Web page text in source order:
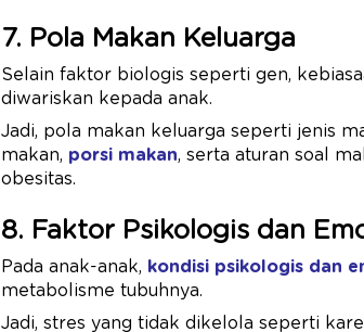
7. Pola Makan Keluarga
Selain faktor biologis seperti gen,
diwariskan kepada anak.
Jadi, pola makan keluarga seperti jenis
makan, porsi makan, serta aturan soal
obesitas.
8. Faktor Psikologis dan
Pada anak-anak, kondisi psikologis dan
metabolisme tubuhnya.
Jadi, stres yang tidak dikelola seperti